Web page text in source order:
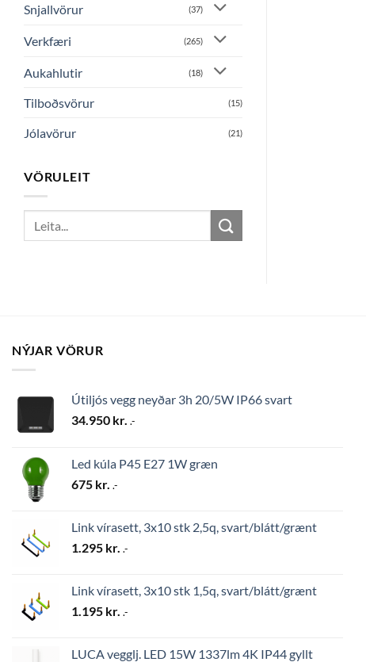
Snjallvörur (37)
Verkfæri (265)
Aukahlutir (18)
Tilboðsvörur (15)
Jólavörur (21)
VÖRULEIT
NÝJAR VÖRUR
Útiljós vegg neyðar 3h 20/5W IP66 svart
34.950 kr. .-
Led kúla P45 E27 1W græn
675 kr. .-
Link vírasett, 3x10 stk 2,5q, svart/blátt/grænt
1.295 kr. .-
Link vírasett, 3x10 stk 1,5q, svart/blátt/grænt
1.195 kr. .-
LUCA vegglj. LED 15W 1337lm 4K IP44 gyllt